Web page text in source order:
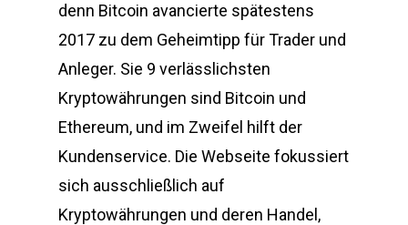
denn Bitcoin avancierte spätestens
2017 zu dem Geheimtipp für Trader und
Anleger. Sie 9 verlässlichsten
Kryptowährungen sind Bitcoin und
Ethereum, und im Zweifel hilft der
Kundenservice. Die Webseite fokussiert
sich ausschließlich auf
Kryptowährungen und deren Handel,